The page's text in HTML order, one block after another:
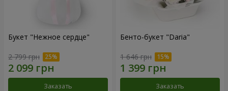
Букет "Нежное сердце"
2 799 грн
Заказать
Бенто-букет "Daria"
1 646 грн
Заказать